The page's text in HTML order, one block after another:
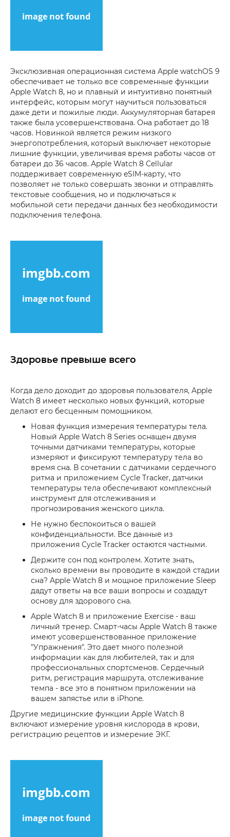
Эксклюзивная операционная система Apple watchOS 9
обеспечивает не только все современные функции
Apple Watch 8, но и плавный и интуитивно понятный
интерфейс, которым могут научиться пользоваться
даже дети и пожилые люди. Аккумуляторная батарея
также была усовершенствована. Она работает до 18
часов. Новинкой является режим низкого
энергопотребления, который выключает некоторые
лишние функции, увеличивая время работы часов от
батареи до 36 часов. Apple Watch 8 Cellular
поддерживает современную eSIM-карту, что
позволяет не только совершать звонки и отправлять
текстовые сообщения, но и подключаться к
мобильной сети передачи данных без необходимости
подключения телефона.
Здоровье превыше всего
Когда дело доходит до здоровья пользователя, Apple
Watch 8 имеет несколько новых функций, которые
делают его бесценным помощником.
Новая функция измерения температуры тела.
Новый Apple Watch 8 Series оснащен двумя
точными датчиками температуры, которые
измеряют и фиксируют температуру тела во
время сна. В сочетании с датчиками сердечного
ритма и приложением Cycle Tracker, датчики
температуры тела обеспечивают комплексный
инструмент для отслеживания и
прогнозирования женского цикла.
Не нужно беспокоиться о вашей
конфиденциальности. Все данные из
приложения Cycle Tracker остаются частными.
Держите сон под контролем. Хотите знать,
сколько времени вы проводите в каждой стадии
сна? Apple Watch 8 и мощное приложение Sleep
дадут ответы на все ваши вопросы и создадут
основу для здорового сна.
Apple Watch 8 и приложение Exercise - ваш
личный тренер. Смарт-часы Apple Watch 8 также
имеют усовершенствованное приложение
"Упражнения". Это дает много полезной
информации как для любителей, так и для
профессиональных спортсменов. Сердечный
ритм, регистрация маршрута, отслеживание
темпа - все это в понятном приложении на
вашем запястье или в iPhone.
Другие медицинские функции Apple Watch 8
включают измерение уровня кислорода в крови,
регистрацию рецептов и измерение ЭКГ.